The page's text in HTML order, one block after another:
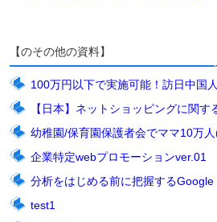
【のその他の資料】
100万円以下で実施可能！訪日中国
【日本】ネットショッピングに関す
幼稚園/保育園保護者会でママ10万
企業特定webプロモーションver.01
分析をはじめる前に把握するGoogle
test1